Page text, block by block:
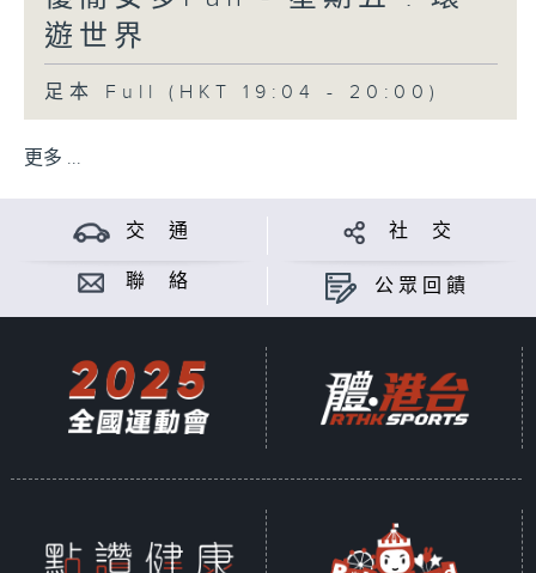
遊世界
足本 Full (HKT 19:04 - 20:00)
更多 ...
交 通 社 交
聯 絡 公眾回饋